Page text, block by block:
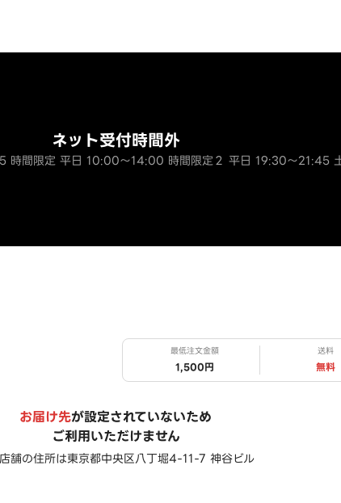
ネット受付時間外
間限定 平日 10:00～14:00 時間限定２ 平日 19:30～21:45
最低注文金額
1,500円
送料
無料
お届け先が設定されていないため
ご利用いただけません
舗の住所は東京都中央区八丁堀4-11-7 神谷ビル